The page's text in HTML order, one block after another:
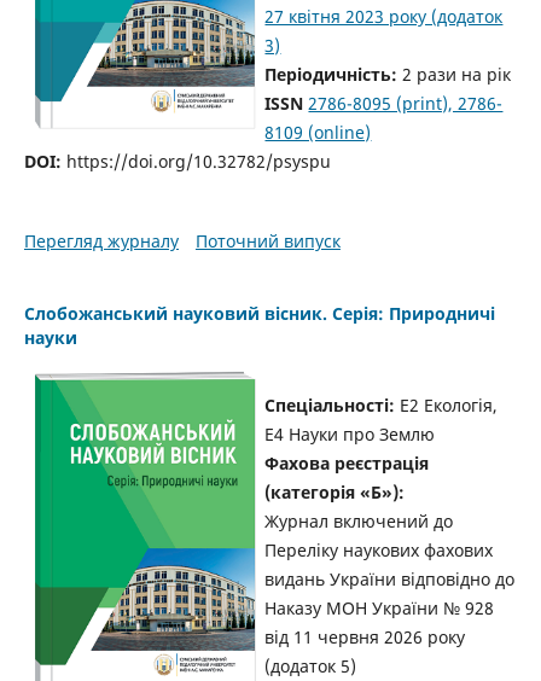
27 квітня 2023 року (додаток
3)
Періодичність: 2 рази на рік
ISSN 2786-8095 (print), 2786-
8109 (online)
DOI: https://doi.org/10.32782/psyspu
Перегляд журналу Поточний випуск
Слобожанський науковий вісник. Серія: Природничі
науки
Спеціальності: E2 Екологія,
E4 Науки про Землю
Фахова реєстрація
(категорія «Б»):
Журнал включений до
Переліку наукових фахових
видань України відповідно до
Наказу МОН України № 928
від 11 червня 2026 року
(додаток 5)